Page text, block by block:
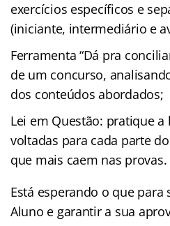
exercícios específicos e
(iniciante, intermediário e
Ferramenta “Dá pra
de um concurso,
dos conteúdos abordados;
Lei em Questão: pratique
voltadas para cada parte
que mais caem nas provas.
Está esperando o que para
Aluno e garantir a sua